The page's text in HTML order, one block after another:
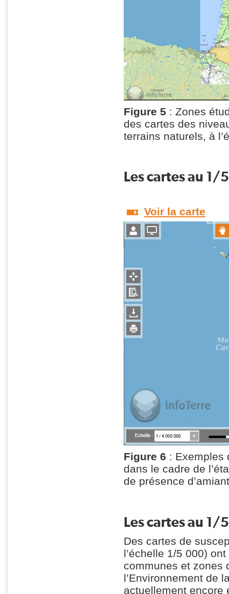
Figure 5 : Zones
des cartes des
terrains naturels, à
Les cartes au 1/
Voir la carte
Figure 6 : Exemples
dans le cadre de
de présence
Les cartes au 1/
Des cartes de
l’échelle 1/5 000)
communes et zones
l’Environnement de
actuellement encore